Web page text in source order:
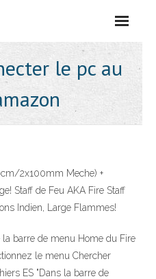
le pc au
2x100mm Meche) +
Staff de Feu AKA Fire Staff
Indien, Large Flammes!
barre de menu Home du Fire
le menu Chercher
ES "Dans la barre de